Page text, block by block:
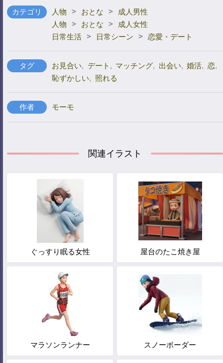
カテゴリ 人物 > おとな >
成人男性
人物
> おとな >
成人女性
日常生活 > 日常シーン > 恋愛・デート
タグ お見合い, デート , マッチング, 出会い, 婚活, 恋,
恥ずかしい, 照れる
作者 モーモ
関連イラスト
ぐっすり眠る女性 屋台のたこ焼き屋
マラソンランナー スノーボーダー